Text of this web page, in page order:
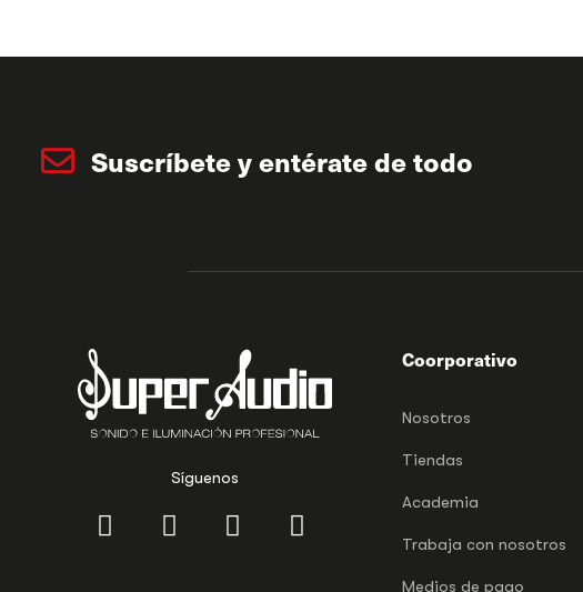
Suscríbete y entérate de todo
Síguenos
Coorporativo
Nosotros
Tiendas
Academia
Trabaja con nosotros
Medios de pago